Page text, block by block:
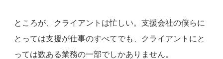
ところが、クライアントは忙しい。支援会社の僕らに
とっては支援が仕事のすべてでも、クライアントにと
っては数ある業務の一部でしかありません。